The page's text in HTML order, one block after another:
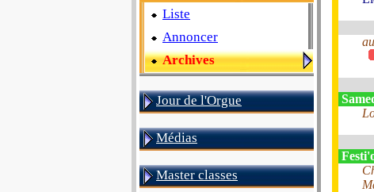
Liste
Annoncer
Archives
Jour de l'Orgue
Médias
Master classes